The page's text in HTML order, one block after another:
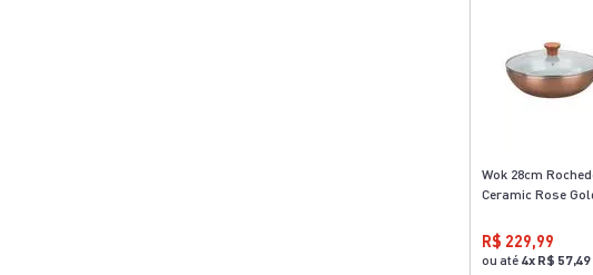
Wok 28cm
Ceramic Rose
R$ 229,99
ou até 4x R$ 57,49